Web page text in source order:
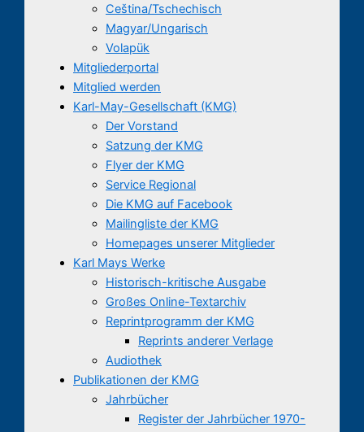
Ceština/Tschechisch
Magyar/Ungarisch
Volapük
Mitgliederportal
Mitglied werden
Karl-May-Gesellschaft (KMG)
Der Vorstand
Satzung der KMG
Flyer der KMG
Service Regional
Die KMG auf Facebook
Mailingliste der KMG
Homepages unserer Mitglieder
Karl Mays Werke
Historisch-kritische Ausgabe
Großes Online-Textarchiv
Reprintprogramm der KMG
Reprints anderer Verlage
Audiothek
Publikationen der KMG
Jahrbücher
Register der Jahrbücher 1970-